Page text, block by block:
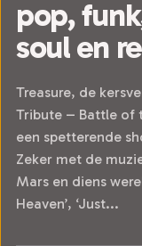
pop,
soul en
Treasure, de
Tribute – Battle of
een spetterende
Zeker met de
Mars en diens
Heaven’, ‘Just...